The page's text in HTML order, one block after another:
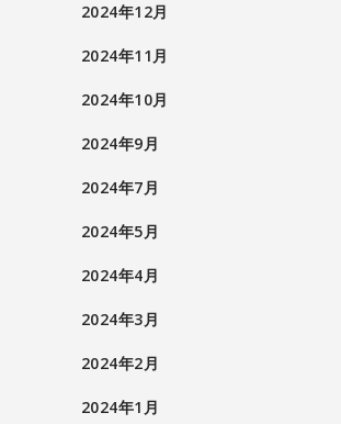
2024年12月
2024年11月
2024年10月
2024年9月
2024年7月
2024年5月
2024年4月
2024年3月
2024年2月
2024年1月